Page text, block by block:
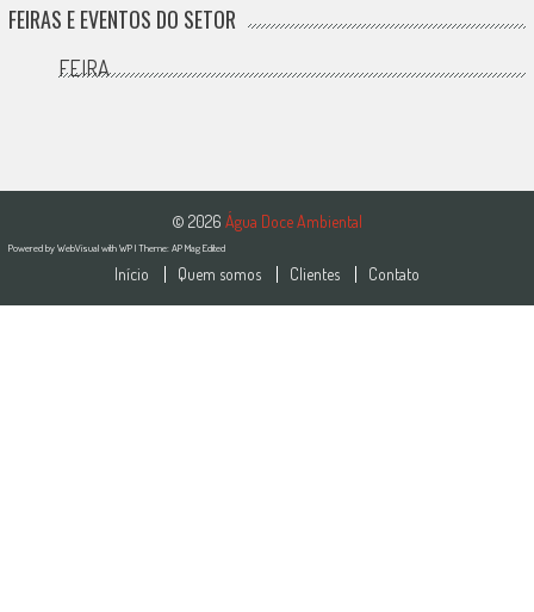
FEIRAS E EVENTOS DO SETOR
FEIRA
© 2026 Água Doce Ambiental
Powered byWebVisualwithWP| Theme:AP Mag Edited
Início Quem somos Clientes Contato